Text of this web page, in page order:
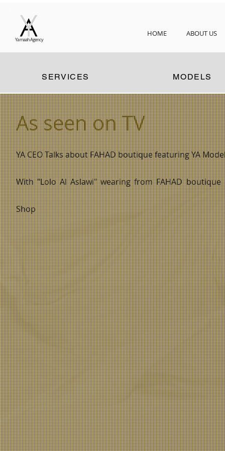
Yamaah Agency
HOME ABOUT US
SERVICES MODELS
As seen on TV
YA CEO Talks about FAHAD boutique featuring YA
With "Lolo Al Aslawi" wearing from FAHAD
Shop